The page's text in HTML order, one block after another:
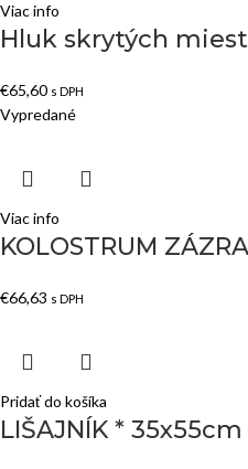
Viac info
Hluk skrytých
€65,60 s DPH
Vypredané
Viac info
KOLOSTRUM
€66,63 s DPH
Pridať do košíka
LIŠAJNÍK * 35x55cm